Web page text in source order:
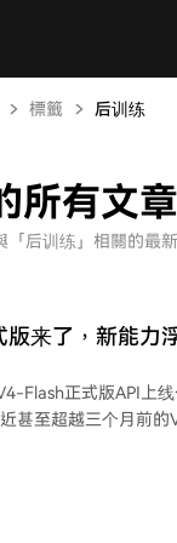
標籤 后训练
所有文章
「后训练」相關的最
版来了，新能力
Flash正式版API上
甚至超越三个月前